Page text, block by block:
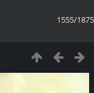
1555/1875